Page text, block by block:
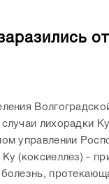
лихорадки
управлении
(коксиеллез) -